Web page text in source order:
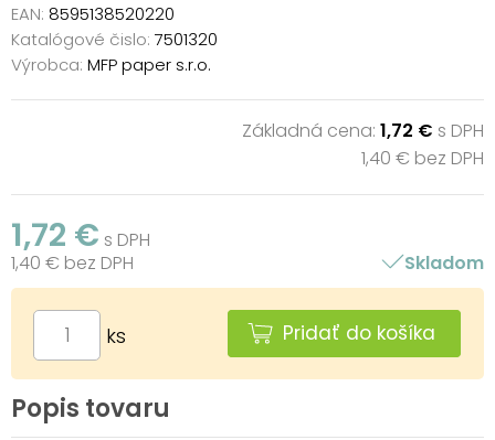
EAN: 8595138520220
Katalógové čislo: 7501320
Výrobca: MFP paper s.r.o.
Základná cena: 1,72 € s DPH
1,40 € bez DPH
1,72 € s DPH
1,40 € bez DPH
Skladom
ks Pridať do košíka
Popis tovaru